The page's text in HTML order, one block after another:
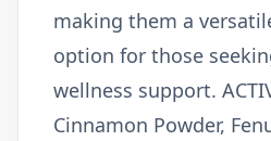
making them a
option for those
wellness support.
Cinnamon Powder,